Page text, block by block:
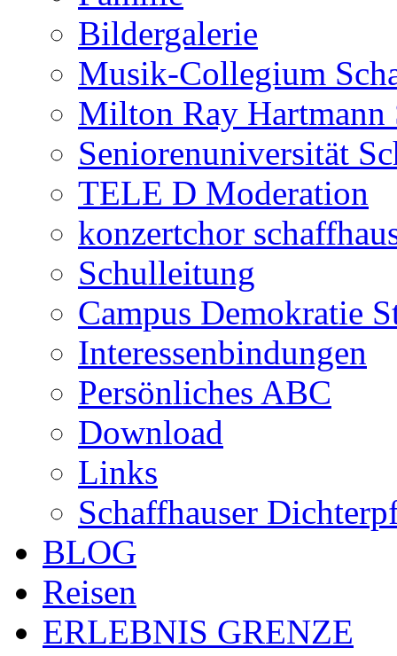
Bildergalerie
Musik-Collegium
Milton Ray
Seniorenuniversität
TELE D Moderation
konzertchor
Schulleitung
Campus Demokratie
Interessenbindungen
Persönliches ABC
Download
Links
Schaffhauser
BLOG
Reisen
ERLEBNIS GRENZE